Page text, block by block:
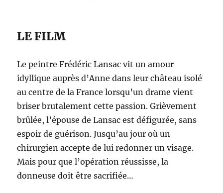
LE FILM
Le peintre Frédéric Lansac vit un amour
idyllique auprès d’Anne dans leur château isolé
au centre de la France lorsqu’un drame vient
briser brutalement cette passion. Grièvement
brûlée, l’épouse de Lansac est défigurée, sans
espoir de guérison. Jusqu’au jour où un
chirurgien accepte de lui redonner un visage.
Mais pour que l’opération réussisse, la
donneuse doit être sacrifiée…